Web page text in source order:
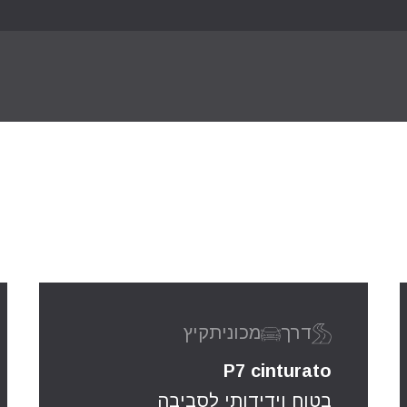
ככל שניתן בתא הנהג. היא מסננת ומבודדת את
דרך מכוניתקיץ
P7 cinturato
בטוח וידידותי לסביבה